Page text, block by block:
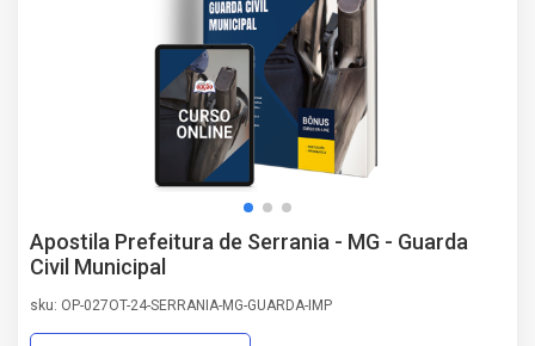
Apostila Prefeitura de Serrania - MG - Guarda
Civil Municipal
sku: OP-027OT-24-SERRANIA-MG-GUARDA-IMP